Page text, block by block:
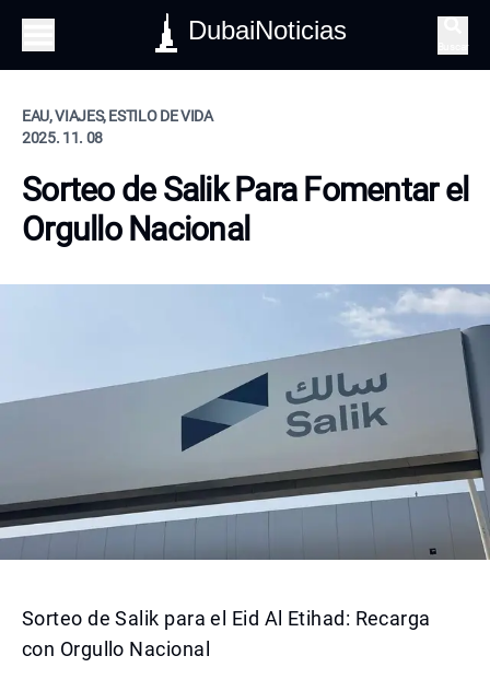
DubaiNoticias
EAU, VIAJES, ESTILO DE VIDA
2025. 11. 08
Sorteo de Salik Para Fomentar el
Orgullo Nacional
Sorteo de Salik para el Eid Al Etihad: Recarga
con Orgullo Nacional